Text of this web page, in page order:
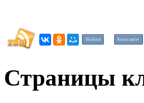
Войти Контакте
Страницы